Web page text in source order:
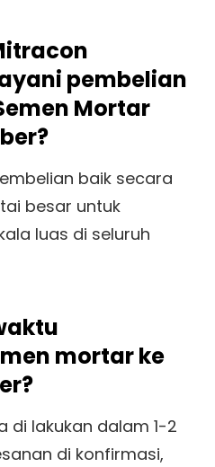
pembelian
Mortar
baik secara
besar untuk
luas di seluruh
mortar ke
di lakukan dalam 1-2
di konfirmasi,